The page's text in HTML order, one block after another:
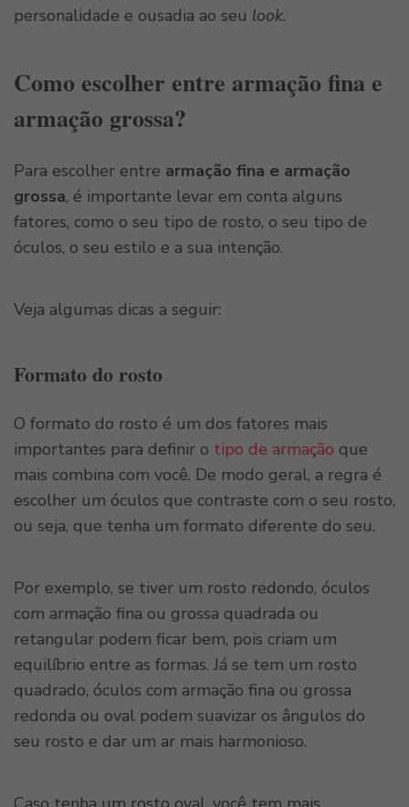
personalidade e ousadia ao seu look.
Como escolher entre armação fina e
armação grossa?
Para escolher entre armação fina e armação
grossa, é importante levar em conta alguns
fatores, como o seu tipo de rosto, o seu tipo de
óculos, o seu estilo e a sua intenção.
Veja algumas dicas a seguir:
Formato do rosto
O formato do rosto é um dos fatores mais
importantes para definir o tipo de armação que
mais combina com você. De modo geral, a regra é
escolher um óculos que contraste com o seu rosto,
ou seja, que tenha um formato diferente do seu.
Por exemplo, se tiver um rosto redondo, óculos
com armação fina ou grossa quadrada ou
retangular podem ficar bem, pois criam um
equilíbrio entre as formas. Já se tem um rosto
quadrado, óculos com armação fina ou grossa
redonda ou oval podem suavizar os ângulos do
seu rosto e dar um ar mais harmonioso.